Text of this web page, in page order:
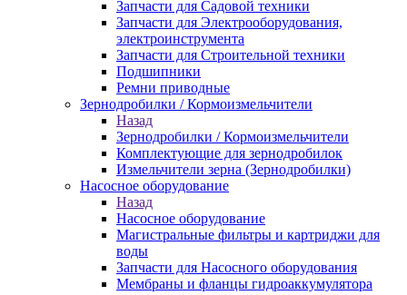
Запчасти для Садовой техники
Запчасти для Электрооборудования,
электроинструмента
Запчасти для Строительной техники
Подшипники
Ремни приводные
Зернодробилки / Кормоизмельчители
Назад
Зернодробилки / Кормоизмельчители
Комплектующие для зернодробилок
Измельчители зерна (Зернодробилки)
Насосное оборудование
Назад
Насосное оборудование
Магистральные фильтры и картриджи для
воды
Запчасти для Насосного оборудования
Мембраны и фланцы гидроаккумулятора